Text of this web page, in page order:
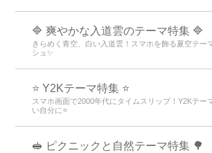
🔷 爽やかな入道雲のテーマ特集 🔷
きらめく青空、白い入道雲！スマホを飾る夏空テー
シュ✨
⭐ Y2Kテーマ特集 ⭐
スマホ画面で2000年代にタイムスリップ！Y2Kテー
い自分に⭐
🥪 ピクニックと自然テーマ特集 🌳